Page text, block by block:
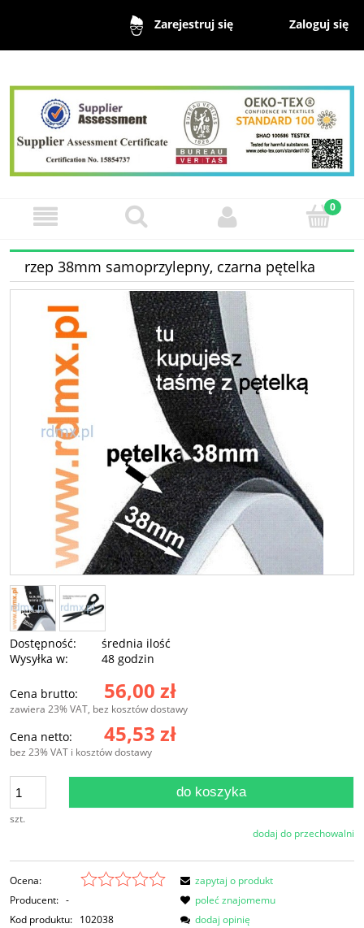
Zarejestruj się Zaloguj się
rzep 38mm samoprzylepny, czarna pętelka
Dostępność:
średnia ilość
Wysyłka w:
48 godzin
Cena brutto: 56,00 zł
zawiera 23% VAT, bez kosztów dostawy
Cena netto: 45,53 zł
bez 23% VAT i kosztów dostawy
szt.
do koszyka
dodaj do przechowalni
Ocena:
Producent: -
Kod produktu: 102038
zapytaj o produkt
poleć znajomemu
dodaj opinię